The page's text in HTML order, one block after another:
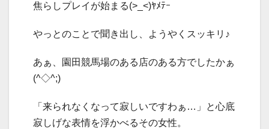
焦らしプレイが始まる(>_<)ﾔﾒﾃｰ
やっとのことで聞き出し、ようやくスッキリ♪
あぁ、園田競馬場のある店のある方でしたかぁ
(^◇^;)
「来られなくなって寂しいですわぁ…」と心底
寂しげな表情を浮かべるその女性。